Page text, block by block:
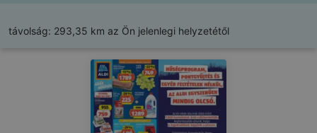
távolság: 293,35 km az Ön jelenlegi helyzetétől